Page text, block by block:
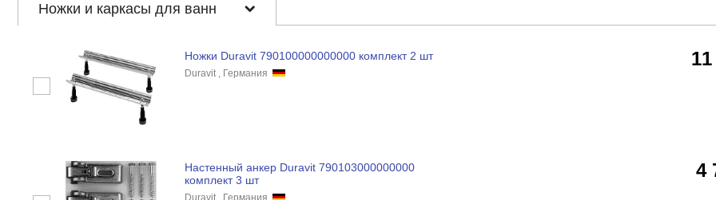
Ножки и каркасы для ванн
Ножки Duravit 790100000000000 комплект 2 шт
Duravit , Германия
Настенный анкер Duravit 790103000000000
комплект 3 шт
Duravit , Германия
4